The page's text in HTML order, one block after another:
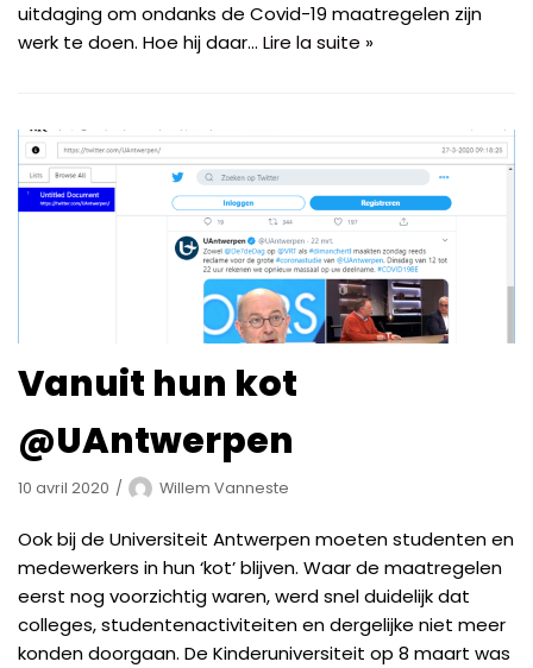
uitdaging om ondanks de Covid-19 maatregelen zijn
werk te doen. Hoe hij daar… Lire la suite »
Vanuit hun kot
@UAntwerpen
10 avril 2020 Willem Vanneste
Ook bij de Universiteit Antwerpen moeten studenten en
medewerkers in hun ‘kot’ blijven. Waar de maatregelen
eerst nog voorzichtig waren, werd snel duidelijk dat
colleges, studentenactiviteiten en dergelijke niet meer
konden doorgaan. De Kinderuniversiteit op 8 maart was